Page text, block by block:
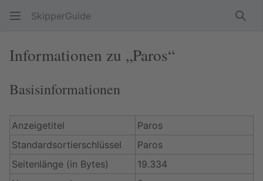
SkipperGuide
Informationen zu „Paros“
Basisinformationen
Anzeigetitel
Paros
Standardsortierschlüssel
Paros
Seitenlänge (in Bytes)
19.334